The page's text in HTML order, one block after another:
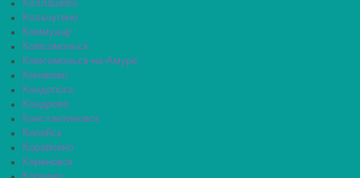
Колпашево
Кольчугино
Коммунар
Комсомольск
Комсомольск-на-Амуре
Конаково
Кондопога
Кондрово
Константиновск
Копейск
Кораблино
Кореновск